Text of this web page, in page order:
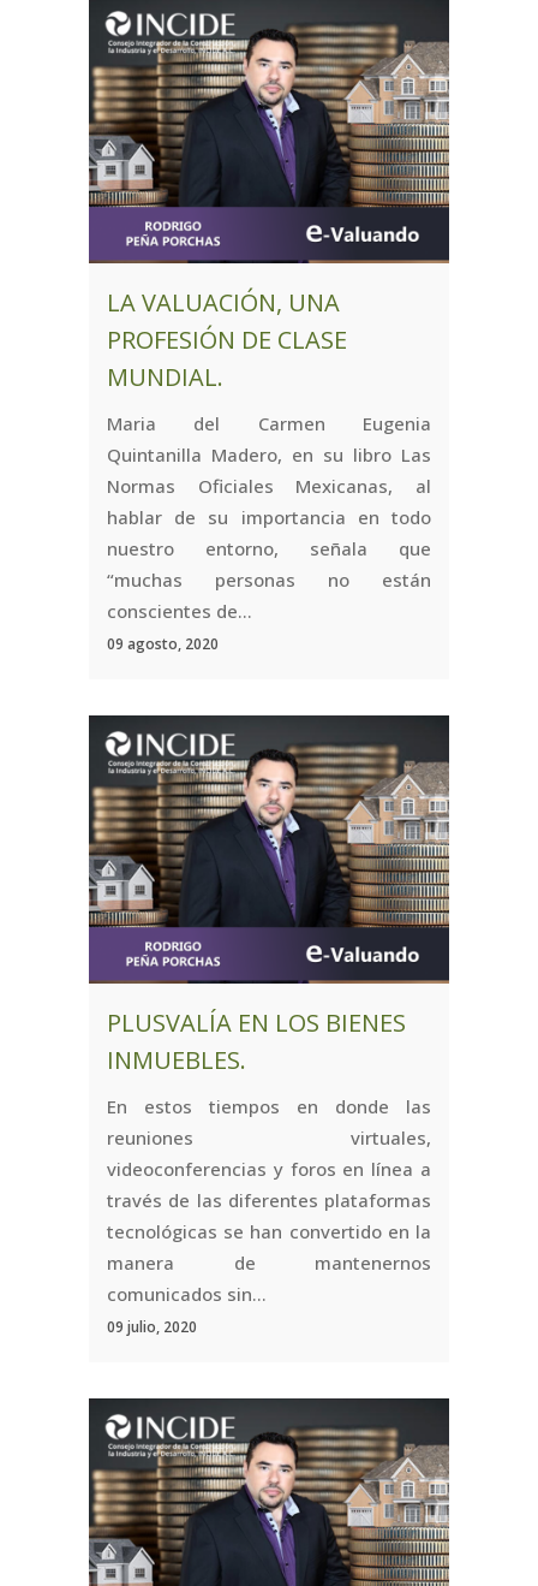
LA VALUACIÓN, UNA
PROFESIÓN DE CLASE
MUNDIAL.
Maria del Carmen Eugenia
Quintanilla Madero, en su libro Las
Normas Oficiales Mexicanas, al
hablar de su importancia en todo
nuestro entorno, señala que
“muchas personas no están
conscientes de...
09 agosto, 2020
PLUSVALÍA EN LOS BIENES
INMUEBLES.
En estos tiempos en donde las
reuniones virtuales,
videoconferencias y foros en línea a
través de las diferentes plataformas
tecnológicas se han convertido en la
manera de mantenernos
comunicados sin...
09 julio, 2020